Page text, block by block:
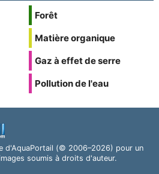
Forêt
Matière organique
Gaz à effet de serre
Pollution de l'eau
d'AquaPortail (© 2006–2026) pour un
soumis à droits d'auteur.